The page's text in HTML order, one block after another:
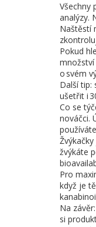
Všechny
analýzy.
Naštěstí
Pokud
o svém
Další tip:
ušetřit i
Co se
nováčci.
žvýkáte
Pro
když je
Na
si